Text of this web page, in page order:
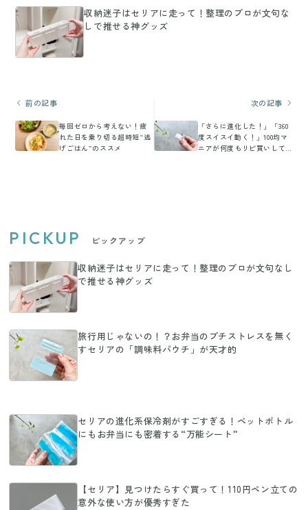
収納迷子はセリアに走って！整理のプロが文句な
しで推せる神グッズ
前の記事
毎回ゼロから考えない！疲
れた日を乗り切る超時短“逃
げごはん”のススメ
次の記事
「さらに進化した！」「360
度スイスイ動く！」100均マ
ニアが何度もリピ買いして
PICKUP ピックアップ
収納迷子はセリアに走って！整理のプロが文句なし
で推せる神グッズ
旅行用じゃないの！？お弁当のプチストレスを無く
すセリアの「調味料パウチ」が天才的
セリアの進化系保冷剤がすごすぎる！ペットボトル
にもお弁当にも密着する“万能シート”
【セリア】見つけたらすぐ買って！110円ペン立ての
意外な使い方が優秀すぎた